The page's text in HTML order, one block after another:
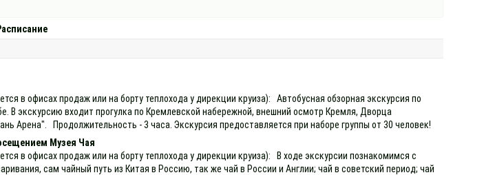
в офисах продаж или на борту теплохода у дирекции круиза): Автобусная обзорная экскурсия по
В экскурсию входит прогулка по Кремлевской набережной, внешний осмотр Кремля, Дворца
Арена". Продолжительность - 3 часа. Экскурсия предоставляется при наборе группы от 30 человек!
Музея Чая
в офисах продаж или на борту теплохода у дирекции круиза): В ходе экскурсии познакомимся с
сам чайный путь из Китая в Россию, так же чай в России и Англии; чай в советский период; чай